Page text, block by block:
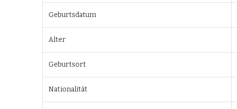
Geburtsdatum
Alter
Geburtsort
Nationalität